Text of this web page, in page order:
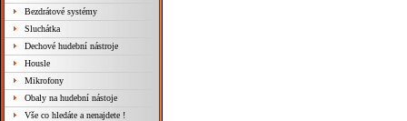
Bezdrátové systémy
Sluchátka
Dechové hudební nástroje
Housle
Mikrofony
Obaly na hudební nástoje
Vše co hledáte a nenajdete !